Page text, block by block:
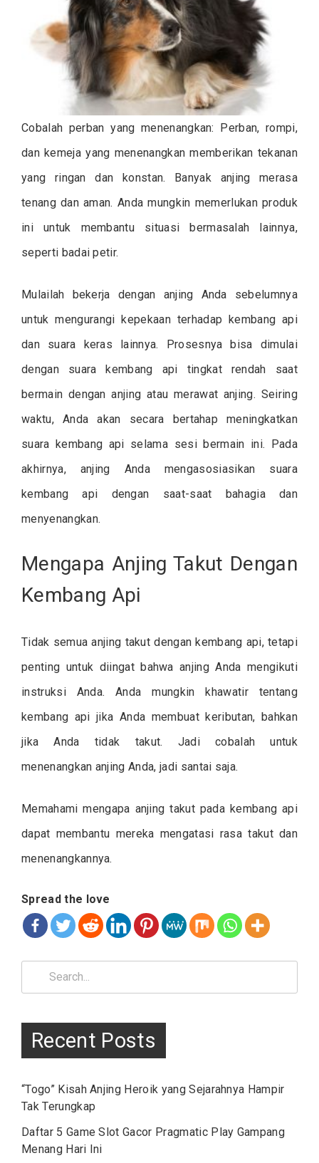
Cobalah perban yang menenangkan: Perban, rompi,
dan kemeja yang menenangkan memberikan tekanan
yang ringan dan konstan. Banyak anjing merasa
tenang dan aman. Anda mungkin memerlukan produk
ini untuk membantu situasi bermasalah lainnya,
seperti badai petir.
Mulailah bekerja dengan anjing Anda sebelumnya
untuk mengurangi kepekaan terhadap kembang api
dan suara keras lainnya. Prosesnya bisa dimulai
dengan suara kembang api tingkat rendah saat
bermain dengan anjing atau merawat anjing. Seiring
waktu, Anda akan secara bertahap meningkatkan
suara kembang api selama sesi bermain ini. Pada
akhirnya, anjing Anda mengasosiasikan suara
kembang api dengan saat-saat bahagia dan
menyenangkan.
Mengapa Anjing Takut Dengan
Kembang Api
Tidak semua anjing takut dengan kembang api, tetapi
penting untuk diingat bahwa anjing Anda mengikuti
instruksi Anda. Anda mungkin khawatir tentang
kembang api jika Anda membuat keributan, bahkan
jika Anda tidak takut. Jadi cobalah untuk
menenangkan anjing Anda, jadi santai saja.
Memahami mengapa anjing takut pada kembang api
dapat membantu mereka mengatasi rasa takut dan
menenangkannya.
Spread the love
Recent Posts
“Togo” Kisah Anjing Heroik yang Sejarahnya Hampir
Tak Terungkap
Daftar 5 Game Slot Gacor Pragmatic Play Gampang
Menang Hari Ini